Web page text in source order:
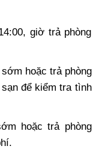
giờ trả phòng
hoặc trả phòng
để kiểm tra tình
hoặc trả phòng